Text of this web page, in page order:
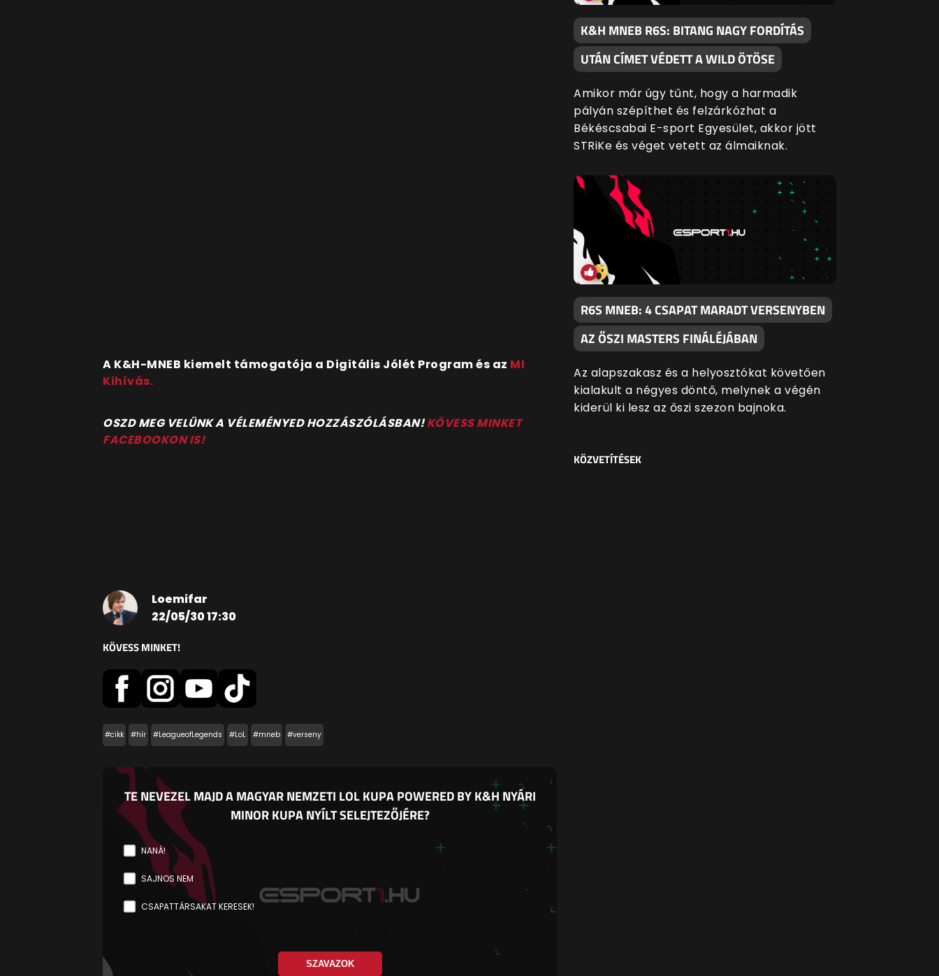
A K&H-MNEB kiemelt támogatója a Digitális Jólét Program és az MI
Kihívás.
OSZD MEG VELÜNK A VÉLEMÉNYED HOZZÁSZÓLÁSBAN!KÖVESS MINKET
FACEBOOKON IS!
Loemifar
22/05/30 17:30
KÖVESS MINKET!
#cikk #hír #LeagueofLegends #LoL #mneb #verseny
TE NEVEZEL MAJD A MAGYAR NEMZETI LOL KUPA POWERED BY K&H NYÁRI
MINOR KUPA NYÍLT SELEJTEZŐJÉRE?
NANÁ!
SAJNOS NEM
CSAPATTÁRSAKAT KERESEK!
SZAVAZOK
K&H MNEB R6S: BITANG NAGY FORDÍTÁS
UTÁN CÍMET VÉDETT A WILD ÖTÖSE
Amikor már úgy tűnt, hogy a harmadik
pályán szépíthet és felzárkózhat a
Békéscsabai E-sport Egyesület, akkor jött
STRiKe és véget vetett az álmaiknak.
R6S MNEB: 4 CSAPAT MARADT VERSENYBEN
AZ ŐSZI MASTERS FINÁLÉJÁBAN
Az alapszakasz és a helyosztókat követően
kialakult a négyes döntő, melynek a végén
kiderül ki lesz az őszi szezon bajnoka.
KÖZVETÍTÉSEK